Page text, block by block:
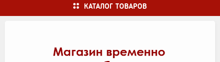
КАТАЛОГ ТОВАРОВ